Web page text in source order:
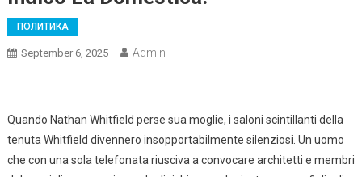
ПОЛИТИКА
September 6, 2025 Admin
Quando Nathan Whitfield perse sua moglie, i saloni scintillanti della
tenuta Whitfield divennero insopportabilmente silenziosi. Un uomo
che con una sola telefonata riusciva a convocare architetti e membri